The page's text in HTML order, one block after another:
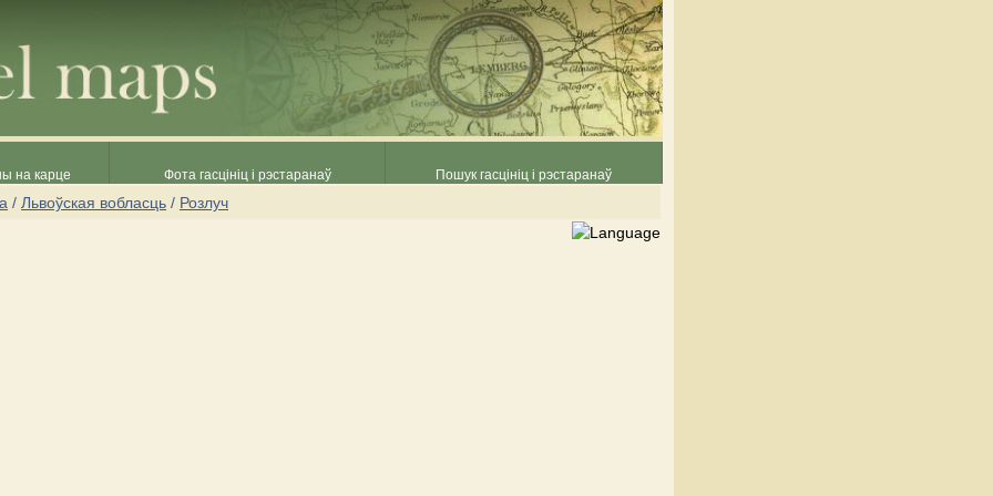
на карце Фота гасцініц і рэстаранаў Пошук гасцініц і рэстаранаў
/ Львоўская вобласць / Розлуч